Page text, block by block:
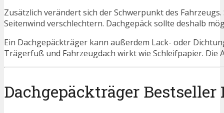
Zusätzlich verändert sich der Schwerpunkt des
Seitenwind verschlechtern. Dachgepäck sollte deshalb
Ein Dachgepäckträger kann außerdem Lack- oder
Trägerfuß und Fahrzeugdach wirkt wie Schleifpapier.
Dachgepäckträger Bestseller